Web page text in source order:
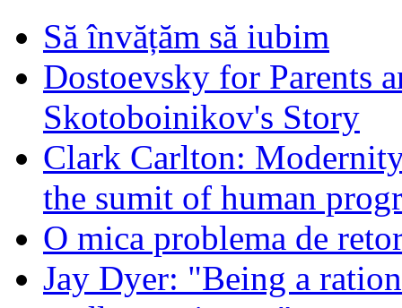
Să învățăm să iubim
Dostoevsky for Parents
Skotoboinikov's Story
Clark Carlton:
the sumit of human
O mica problema de
Jay Dyer: "Being a